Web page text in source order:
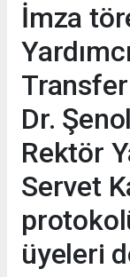
İmza
Dr.
Rektör
Servet
üyeleri